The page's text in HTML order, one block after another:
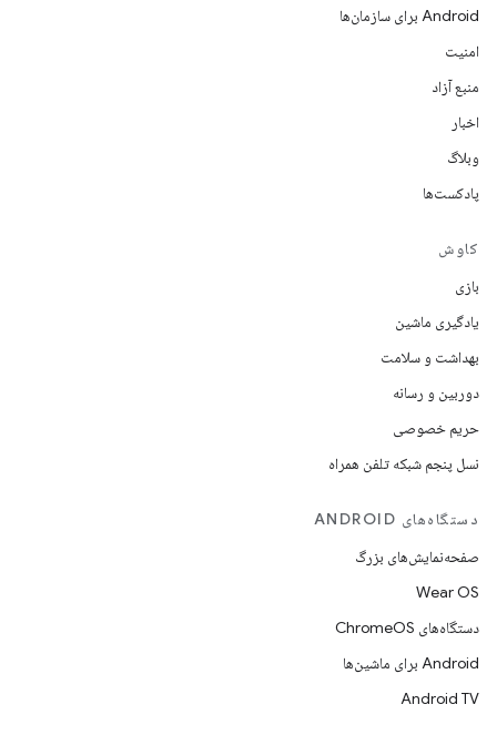
Android برای سازمان‌ها
امنیت
منبع آزاد
اخبار
وبلاگ
پادکست‌ها
کاوش
بازی
یادگیری ماشین
بهداشت و سلامت
دوربین و رسانه
حریم خصوصی
نسل پنجم شبکه تلفن همراه
دستگاه‌های ANDROID
صفحه‌نمایش‌های بزرگ
Wear OS
دستگاه‌های ChromeOS
Android برای ماشین‌ها
Android TV